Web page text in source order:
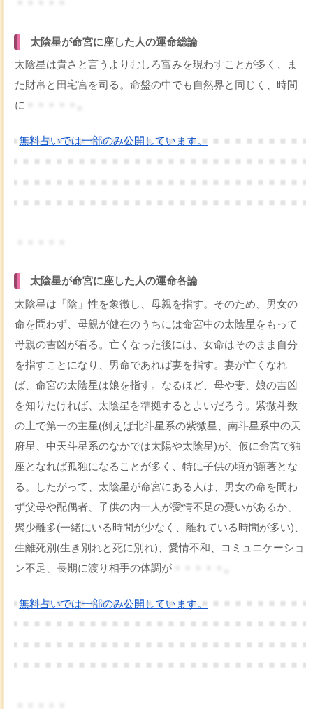
太陰星が命宮に座した人の運命総論
太陰星は貴さと言うよりむしろ富みを現わすことが多く、ま
た財帛と田宅宮を司る。命盤の中でも自然界と同じく、時間
に
無料占いでは一部のみ公開しています。
太陰星が命宮に座した人の運命各論
太陰星は「陰」性を象徴し、母親を指す。そのため、男女の
命を問わず、母親が健在のうちには命宮中の太陰星をもって
母親の吉凶が看る。亡くなった後には、女命はそのまま自分
を指すことになり、男命であれば妻を指す。妻が亡くなれ
ば、命宮の太陰星は娘を指す。なるほど、母や妻、娘の吉凶
を知りたければ、太陰星を準拠するとよいだろう。紫微斗数
の上で第一の主星(例えば北斗星系の紫微星、南斗星系中の天
府星、中天斗星系のなかでは太陽や太陰星)が、仮に命宮で独
座となれば孤独になることが多く、特に子供の頃が顕著とな
る。したがって、太陰星が命宮にある人は、男女の命を問わ
ず父母や配偶者、子供の内一人が愛情不足の憂いがあるか、
聚少離多(一緒にいる時間が少なく、離れている時間が多い)、
生離死別(生き別れと死に別れ)、愛情不和、コミュニケーショ
ン不足、長期に渡り相手の体調が
無料占いでは一部のみ公開しています。